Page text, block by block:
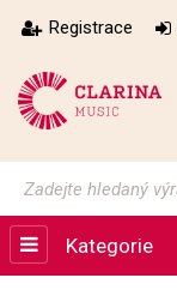
Registrace
Kategorie